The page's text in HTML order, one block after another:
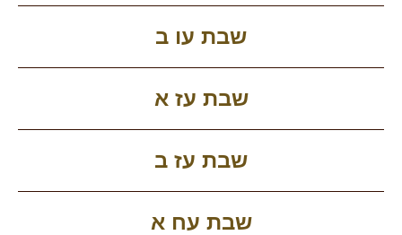
שבת עו ב
שבת עז א
שבת עז ב
שבת עח א